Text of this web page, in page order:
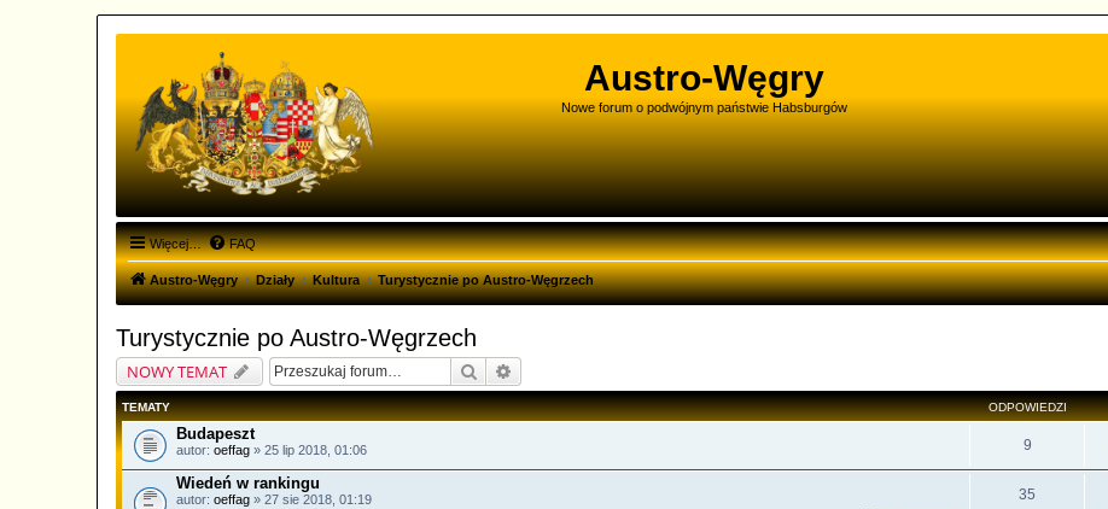
Austro-Węgry
Nowe forum o podwójnym państwie Habsburgów
Więcej… FAQ
Austro-Węgry Działy Kultura Turystycznie po Austro-Węgrzech
Turystycznie po Austro-Węgrzech
NOWY TEMAT Szukaj
TEMATY ODPOWIEDZI
Budapeszt
autor: oeffag » 25 lip 2018, 01:06 9
Wiedeń w rankingu
autor: oeffag » 27 sie 2018, 01:19 35